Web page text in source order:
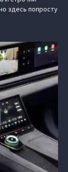
здесь попросту